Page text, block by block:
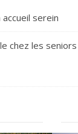
serein
chez les